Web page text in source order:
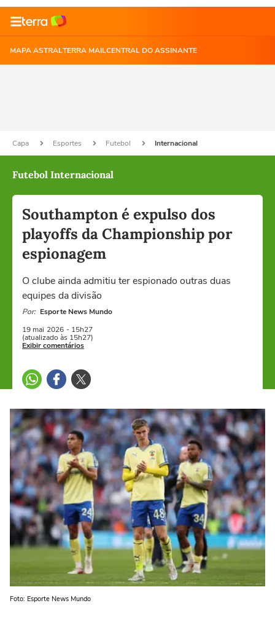
MAPA ASTRALTERRA MAILCENTRAL DO ASSINANTE
Capa Esportes Futebol Internacional
Futebol Internacional
Southampton é expulso dos
playoffs da Championship por
espionagem
O clube ainda admitiu ter espionado outras duas
equipes da divisão
Por: Esporte News Mundo
19 mai 2026 - 15h27
(atualizado às 15h27)
Exibir comentários
Foto: Esporte News Mundo